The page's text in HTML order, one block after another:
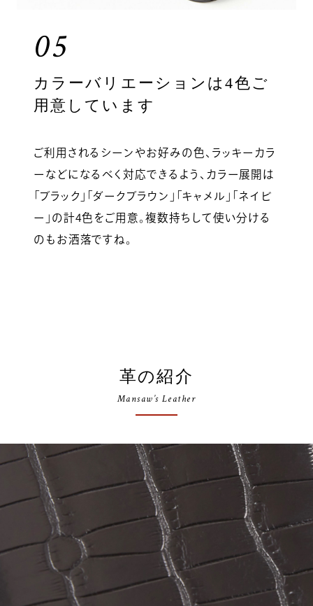
05
カラーバリエーションは4色ご
用意しています
ご利用されるシーンやお好みの色、ラッキーカラ
ーなどになるべく対応できるよう、カラー展開は
「ブラック」「ダークブラウン」「キャメル」「ネイビ
ー」の計4色をご用意。複数持ちして使い分ける
のもお洒落ですね。
革の紹介
Mansaw’s Leather